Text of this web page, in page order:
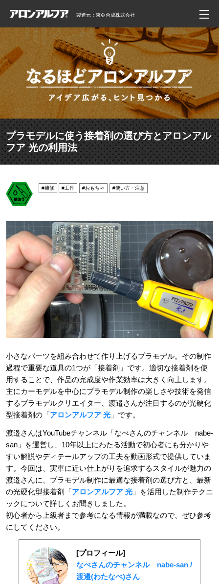
製造元：東亞合成株式会社
プラモデルに使う接着剤の選び方とアロンアル
フア 光の利用法
#補修 #工作 #おもちゃ #使い方・注意
小さなパーツを組み合わせて作り上げるプラモデル。その制作
過程で重要な道具の1つが「接着剤」です。適切な接着剤を使
用することで、作品の完成度や作業効率は大きく向上します。
主にカーモデルを中心にプラモデル制作の楽しさや技術を発信
するプラモデルクリエイター、渡邉さんが注目するのが光硬化
型接着剤の「アロンアルフア 光」です。
渡邉さんはYouTubeチャンネル「なべさんのチャンネル nabe-
san」を運営し、10年以上にわたる活動で初心者にも分かりや
すい解説やディテールアップの工夫を動画形式で提供していま
す。今回は、実車に近い仕上がりを追求するスタイルが魅力の
渡邉さんに、プラモデル制作に最適な接着剤の選び方と、最新
の光硬化型接着剤「アロンアルフア 光」を活用した制作テクニ
ックについて詳しくお聞きしました。
初心者から上級者まで参考になる情報が満載なので、ぜひ参考
にしてください。
[プロフィール]
なべさんのチャンネル nabe-san /
渡邉(わたなべ)さん